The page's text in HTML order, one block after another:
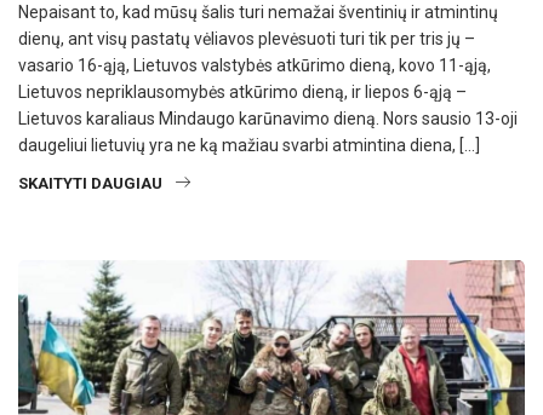
Nepaisant to, kad mūsų šalis turi nemažai šventinių ir atmintinų
dienų, ant visų pastatų vėliavos plevėsuoti turi tik per tris jų –
vasario 16-ąją, Lietuvos valstybės atkūrimo dieną, kovo 11-ąją,
Lietuvos nepriklausomybės atkūrimo dieną, ir liepos 6-ąją –
Lietuvos karaliaus Mindaugo karūnavimo dieną. Nors sausio 13-oji
daugeliui lietuvių yra ne ką mažiau svarbi atmintina diena, […]
SKAITYTI DAUGIAU